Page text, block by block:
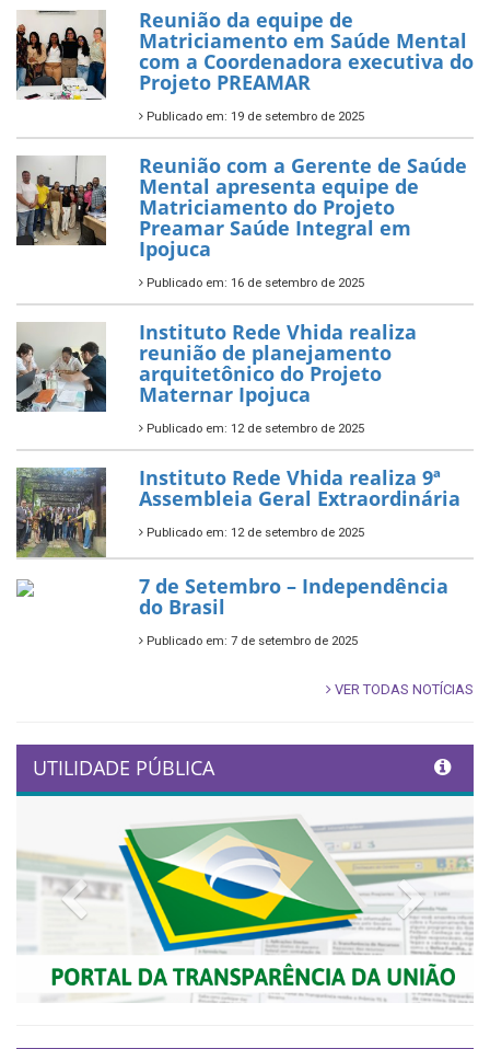
Reunião da equipe de
Matriciamento em Saúde Mental
com a Coordenadora executiva do
Projeto PREAMAR
Publicado em: 19 de setembro de 2025
Reunião com a Gerente de Saúde
Mental apresenta equipe de
Matriciamento do Projeto
Preamar Saúde Integral em
Ipojuca
Publicado em: 16 de setembro de 2025
Instituto Rede Vhida realiza
reunião de planejamento
arquitetônico do Projeto
Maternar Ipojuca
Publicado em: 12 de setembro de 2025
Instituto Rede Vhida realiza 9ª
Assembleia Geral Extraordinária
Publicado em: 12 de setembro de 2025
7 de Setembro – Independência
do Brasil
Publicado em: 7 de setembro de 2025
VER TODAS NOTÍCIAS
UTILIDADE PÚBLICA
Previous Next